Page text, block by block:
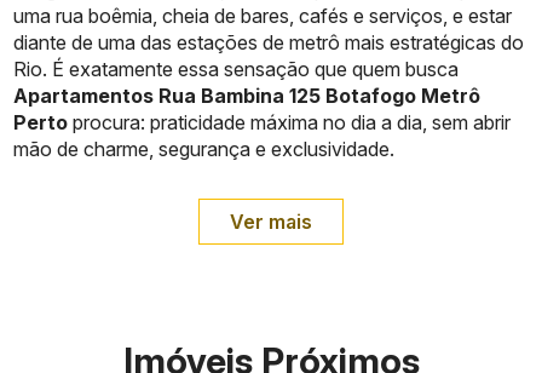
uma rua boêmia, cheia de bares, cafés e serviços, e estar
diante de uma das estações de metrô mais estratégicas do
Rio. É exatamente essa sensação que quem busca
Apartamentos Rua Bambina 125 Botafogo Metrô
Perto procura: praticidade máxima no dia a dia, sem abrir
mão de charme, segurança e exclusividade.
Ver mais
Imóveis Próximos